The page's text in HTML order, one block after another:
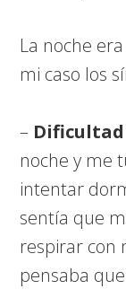
La noche
mi caso los
–
noche y me
intentar
sentía que
respirar con
pensaba